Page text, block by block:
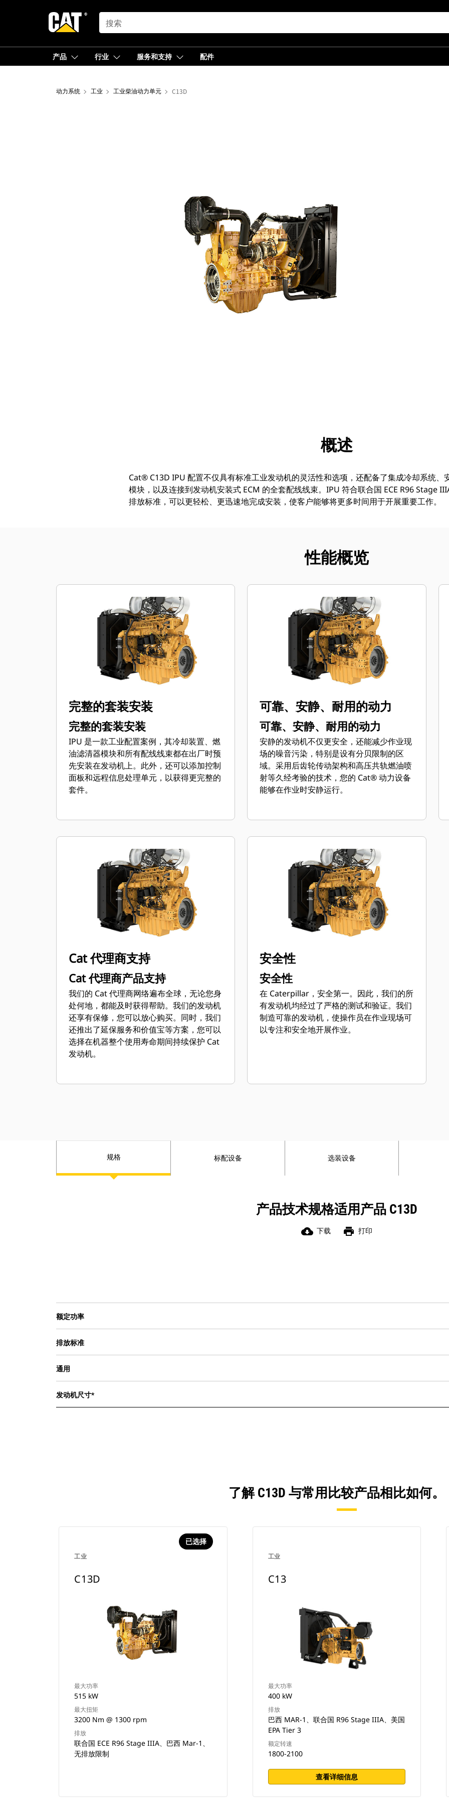
SEARCH
产品 行业 服务和支持 配件
动力系统 工业 工业柴油动力单元 C13D
展示
概述
Cat® C13D IPU 配置不仅具有标准工业发动机的灵活性和选项，还配备了集成冷却系统、
模块，以及连接到发动机安装式 ECM 的全套配线线束。IPU 符合联合国 ECE R96 Stage
排放标准，可以更轻松、更迅速地完成安装，使客户能够将更多时间用于开展重要工作。
性能概览
完整的套装安装
完整的套装安装
IPU 是一款工业配置案例，其冷却装置、燃
油滤清器模块和所有配线线束都在出厂时预
先安装在发动机上。此外，还可以添加控制
面板和远程信息处理单元，以获得更完整的
套件。
可靠、安静、耐用的动力
可靠、安静、耐用的动力
安静的发动机不仅更安全，还能减少作业现
场的噪音污染，特别是设有分贝限制的区
域。采用后齿轮传动架构和高压共轨燃油喷
射等久经考验的技术，您的 Cat® 动力设备
能够在作业时安静运行。
Cat 代理商支持
Cat 代理商产品支持
我们的 Cat 代理商网络遍布全球，无论您身
处何地，都能及时获得帮助。我们的发动机
还享有保修，您可以放心购买。同时，我们
还推出了延保服务和价值宝等方案，您可以
选择在机器整个使用寿命期间持续保护 Cat
发动机。
安全性
安全性
在 Caterpillar，安全第一。因此，我们的所
有发动机均经过了严格的测试和验证。我们
制造可靠的发动机，使操作员在作业现场可
以专注和安全地开展作业。
规格 标配设备 选装设备
产品技术规格适用产品 C13D
cloud_download 下载 print 打印
额定功率
排放标准
通用
发动机尺寸*
了解 C13D 与常用比较产品相比如何。
工业
已选择
C13D
最大功率
515 kW
最大扭矩
3200 Nm @ 1300 rpm
排放
联合国 ECE R96 Stage IIIA、巴西 Mar-1、
无排放限制
工业
C13
最大功率
400 kW
排放
巴西 MAR-1、联合国 R96 Stage IIIA、美国
EPA Tier 3
额定转速
1800-2100
查看详细信息